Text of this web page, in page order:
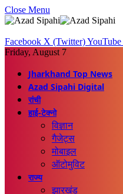
Close Menu
Facebook X (Twitter)YouTube
Friday, August 7
Jharkhand Top News
Azad Sipahi Digital
रांची
हाई-टेक्नो
विज्ञान
गैजेट्स
मोबाइल
ऑटोमुविट
राज्य
झारखंड